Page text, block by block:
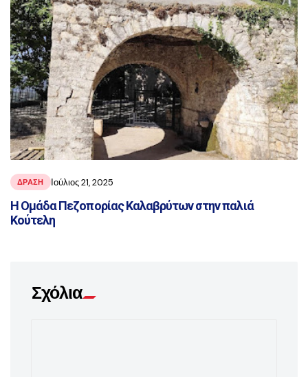
ΔΡΑΣΗ Ιούλιος 21, 2025
Η Ομάδα Πεζοπορίας Καλαβρύτων στην παλιά
Κούτελη
Σχόλια